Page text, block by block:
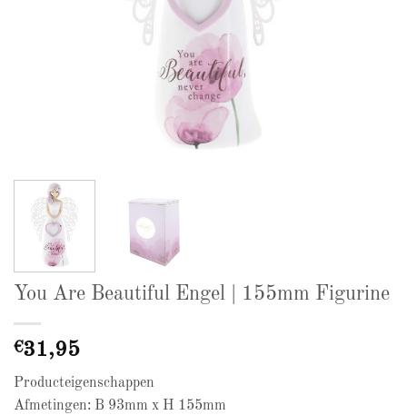
You Are Beautiful Engel | 155mm Figurine
€31,95
Producteigenschappen
Afmetingen: B 93mm x H 155mm